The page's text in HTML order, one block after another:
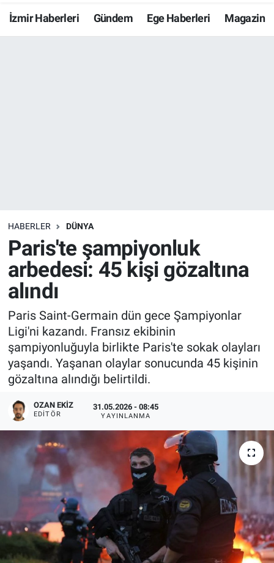
İzmir Haberleri Gündem Ege Haberleri Magazin
HABERLER DÜNYA
Paris'te şampiyonluk
arbedesi: 45 kişi gözaltına
alındı
Paris Saint-Germain dün gece Şampiyonlar
Ligi'ni kazandı. Fransız ekibinin
şampiyonluğuyla birlikte Paris'te sokak olayları
yaşandı. Yaşanan olaylar sonucunda 45 kişinin
gözaltına alındığı belirtildi.
OZAN EKIZ
EDITÖR
31.05.2026 - 08:45
YAYINLANMA
Resmi İlanlar